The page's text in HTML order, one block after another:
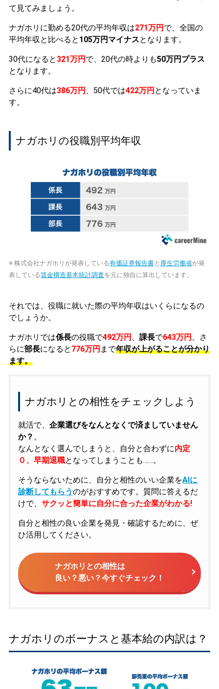
て見てみましょう。
ナガホリに勤める20代の平均年収は271万円 で、全国の
平均年収と比べると 105万円マイナスとなります。
30代になると 321万円 で、20代の時よりも50万円プラス
となります。
さらに40代は386万円 、50代では422万円 となっていま
す。
ナガホリの役職別平均年収
※ 株式会社ナガホリが発表している有価証券報告書と 厚生労働省が発
表している賃金構造基本統計調査を元に独自に算出しています。
それでは、役職に就いた際の平均年収はいくらになるの
でしょうか。
ナガホリでは係長の役職で492万円 課長で643万円
、さ
らに部長になると 776万円 まで年収が上がることが分かり
ます。
ナガホリとの相性をチェックしよう
就活で、 企業選びをなんとなくで済ましていません
か？ 。
なんとなく選んでしまうと、自分と合わずに内定
０、早期退職となってしまうことも……。
そうならないために、自分と相性のいい企業をAIに
診断してもらうのがおすすめです。質問に答えるだ
けで、 サクッと簡単に自分に合った企業がわかる!
自分と相性の良い企業を発見・確認するために、ぜ
ひ活用してください。
ナガホリとの相性は
良い？悪い？今すぐチェック！
ナガホリのボーナスと基本給の内訳は？